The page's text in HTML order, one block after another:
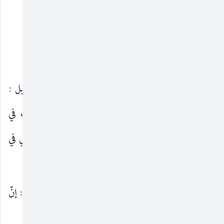
: الاستقامة والاستواء ، وإذا قيل :
هذا عدلٌ ، قُصِدَ به مساوٍ له. وقد وقع الاختلاف في
معناها وحقيقتها تارةً ، وأخرىٰ في اعتبارها في الراوي في
: قال المحقّق القمّي (ت ١٢٣١هـ) : إنّ